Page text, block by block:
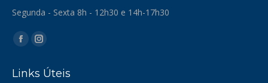
Segunda - Sexta 8h - 12h30 e 14h-17h30
Find us on:
Facebook
opens
Instagram
opens
Links Úteis